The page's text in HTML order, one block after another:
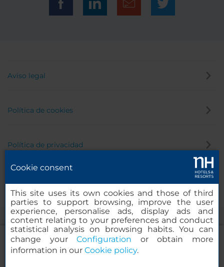
Aviso legal
Política de cookies
Política de privacidad
Cookie consent
This site uses its own cookies and those of third
parties to support browsing, improve the user
experience, personalise ads, display ads and
content relating to your preferences and conduct
statistical analysis on browsing habits. You can
change yourConfiguration or obtain more
information in our Cookie policy.